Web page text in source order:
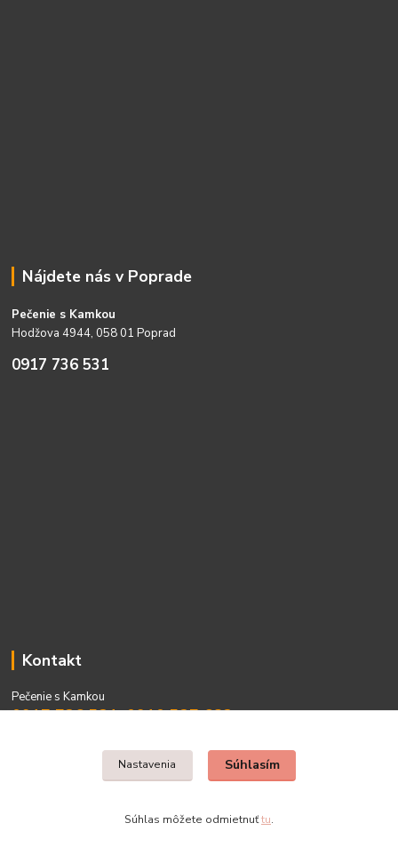
Nájdete nás v Poprade
Pečenie s Kamkou
Hodžova 4944, 058 01 Poprad
0917 736 531
Kontakt
Pečenie s Kamkou
0917 736 531, 0910 537 682
Nastavenia Súhlasím
Súhlas môžete odmietnuťtu.